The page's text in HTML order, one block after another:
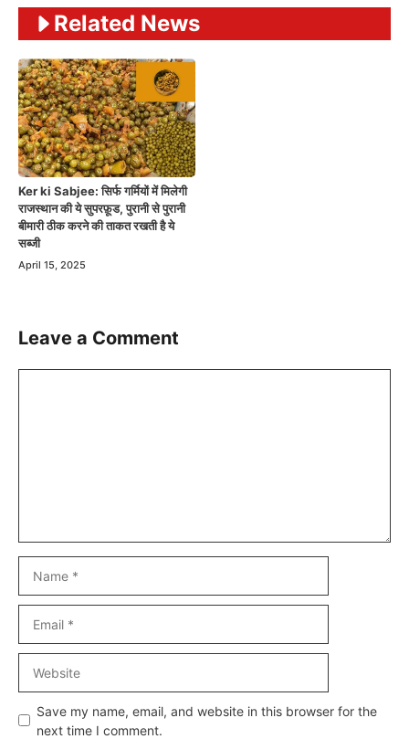
Related News
Ker ki Sabjee: सिर्फ गर्मियों में मिलेगी
राजस्थान की ये सुपरफ़ूड, पुरानी से पुरानी
बीमारी ठीक करने की ताकत रखती है ये
सब्जी
April 15, 2025
Leave a Comment
Save my name, email, and website in this browser for the
next time I comment.